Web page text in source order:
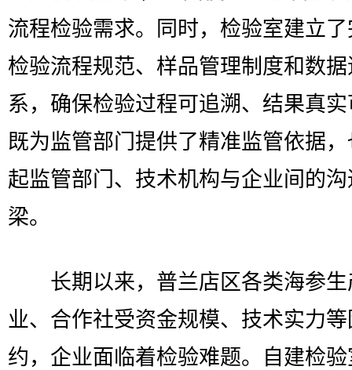
流程检验需求。同时，检验室建立
检验流程规范、样品管理制度和数
系，确保检验过程可追溯、结果真
既为监管部门提供了精准监管依据
起监管部门、技术机构与企业间的
梁。
长期以来，普兰店区各类海参生
业、合作社受资金规模、技术实力
约，企业面临着检验难题。自建检